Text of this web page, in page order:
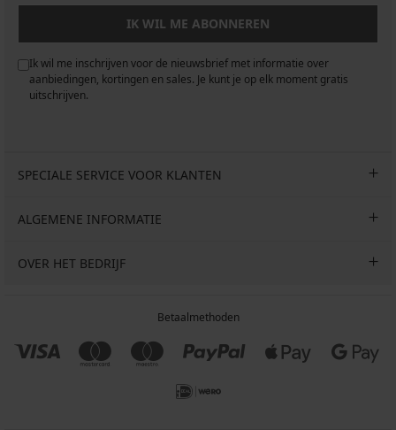
IK WIL ME ABONNEREN
Ik wil me inschrijven voor de nieuwsbrief met informatie over
aanbiedingen, kortingen en sales. Je kunt je op elk moment gratis
uitschrijven.
SPECIALE SERVICE VOOR KLANTEN
ALGEMENE INFORMATIE
OVER HET BEDRIJF
Betaalmethoden